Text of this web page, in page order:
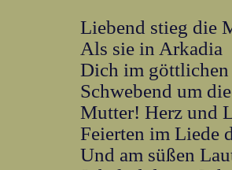
Liebend stieg die
Als sie in Arkadia
Dich im göttlichen
Schwebend um
Mutter! Herz und
Feierten im Liede
Und am süßen